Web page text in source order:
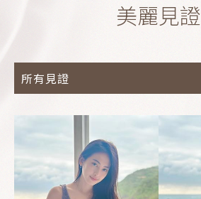
美麗見證
所有見證